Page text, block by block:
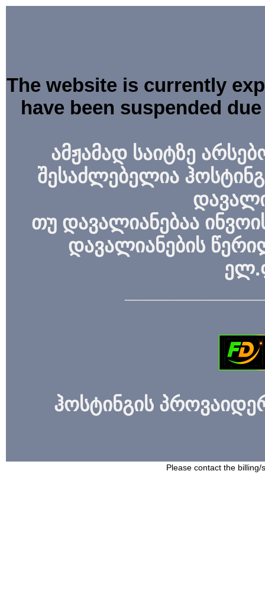
The website is currently
have been suspended
ამჟამად საიტზე
შესაძლებელია
თუ დავალიანებაა
დავალიანების
ჰოსტინგის
Please contact the